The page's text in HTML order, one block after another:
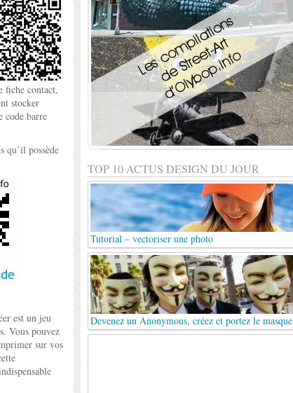
fiche contact,
stocker
code barre
qu’il possède
est un jeu
Vous pouvez
sur vos
TOP 10 ACTUS DESIGN DU JOUR
Tutorial – vectoriser une photo
Devenez un Anonymous, créez et portez le masque